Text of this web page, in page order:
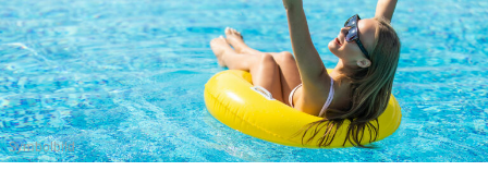
Symbolbild